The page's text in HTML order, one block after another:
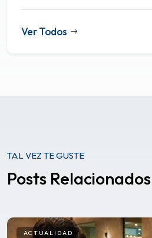
Ver Todos
TAL VEZ TE GUSTE
Posts Relacionados
ACTUALIDAD